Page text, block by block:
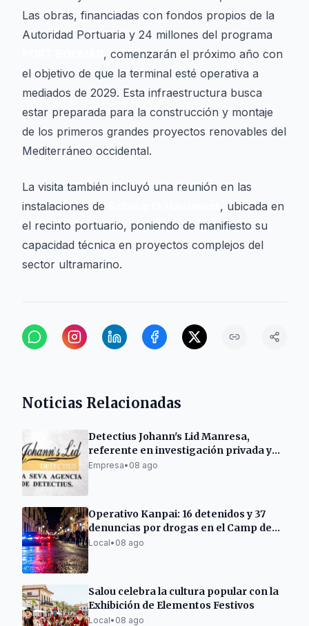
Las obras, financiadas con fondos propios de la
Autoridad Portuaria y 24 millones del programa
, comenzarán el próximo año con
el objetivo de que la terminal esté operativa a
mediados de 2029. Esta infraestructura busca
estar preparada para la construcción y montaje
de los primeros grandes proyectos renovables del
Mediterráneo occidental.
La visita también incluyó una reunión en las
instalaciones de
, ubicada en
el recinto portuario, poniendo de manifiesto su
capacidad técnica en proyectos complejos del
sector ultramarino.
Noticias Relacionadas
Detectius Johann's Lid Manresa,
referente en investigación privada y
criminología
Empresa• 08 ago
Operativo Kanpai: 16 detenidos y 37
denuncias por drogas en el Camp de
Tarragona
Local• 08 ago
Salou celebra la cultura popular con la
Exhibición de Elementos Festivos
Local• 08 ago